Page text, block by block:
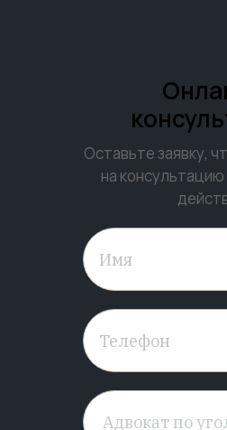
Оставьте заявку,
на консультацию